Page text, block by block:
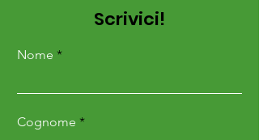
Scrivici!
Nome
Cognome